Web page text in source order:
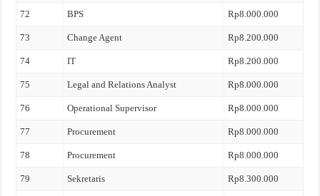
72 BPS Rp8.000.000
73 Change Agent Rp8.200.000
74 IT Rp8.200.000
75 Legal and Relations Analyst Rp8.000.000
76 Operational Supervisor Rp8.000.000
77 Procurement Rp8.000.000
78 Procurement Rp8.000.000
79 Sekretaris Rp8.300.000